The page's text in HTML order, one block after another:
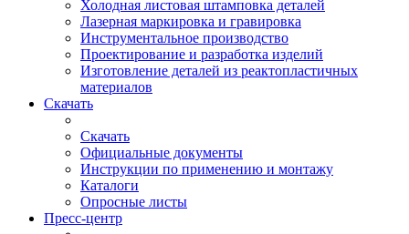
Холодная листовая штамповка деталей
Лазерная маркировка и гравировка
Инструментальное производство
Проектирование и разработка изделий
Изготовление деталей из реактопластичных
материалов
Скачать
Скачать
Официальные документы
Инструкции по применению и монтажу
Каталоги
Опросные листы
Пресс-центр